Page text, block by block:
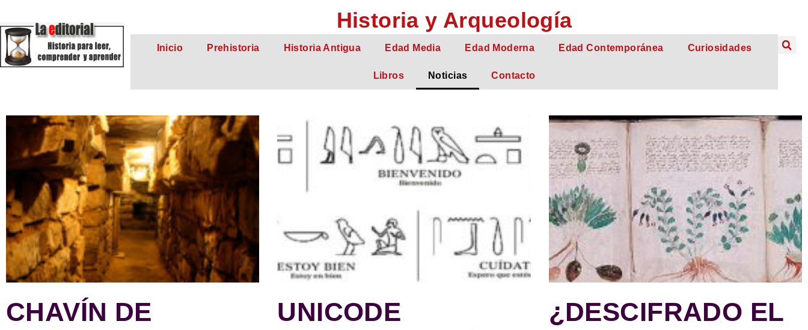
Historia y Arqueología
Inicio Prehistoria Historia Antigua Edad Media Edad Moderna Edad Contemporánea Curiosidades
Libros Noticias Contacto
CHAVÍN DE
UNICODE
¿DESCIFRADO EL